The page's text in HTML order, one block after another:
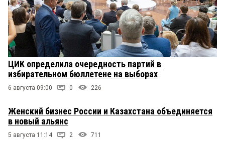
ЦИК определила очередность партий в
избирательном бюллетене на выборах
6 августа 09:00 0 226
Женский бизнес России и Казахстана объединяется
в новый альянс
5 августа 11:14 2 711